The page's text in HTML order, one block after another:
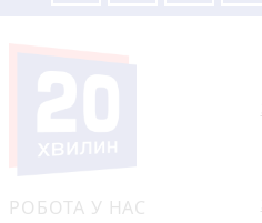
РОБОТА У НАС